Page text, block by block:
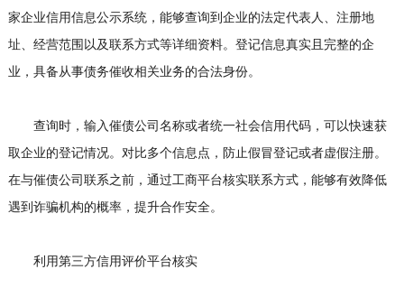
家企业信用信息公示系统，能够查询到企业的法定代表人、注册地
址、经营范围以及联系方式等详细资料。登记信息真实且完整的企
业，具备从事债务催收相关业务的合法身份。
查询时，输入催债公司名称或者统一社会信用代码，可以快速获
取企业的登记情况。对比多个信息点，防止假冒登记或者虚假注册。
在与催债公司联系之前，通过工商平台核实联系方式，能够有效降低
遇到诈骗机构的概率，提升合作安全。
利用第三方信用评价平台核实